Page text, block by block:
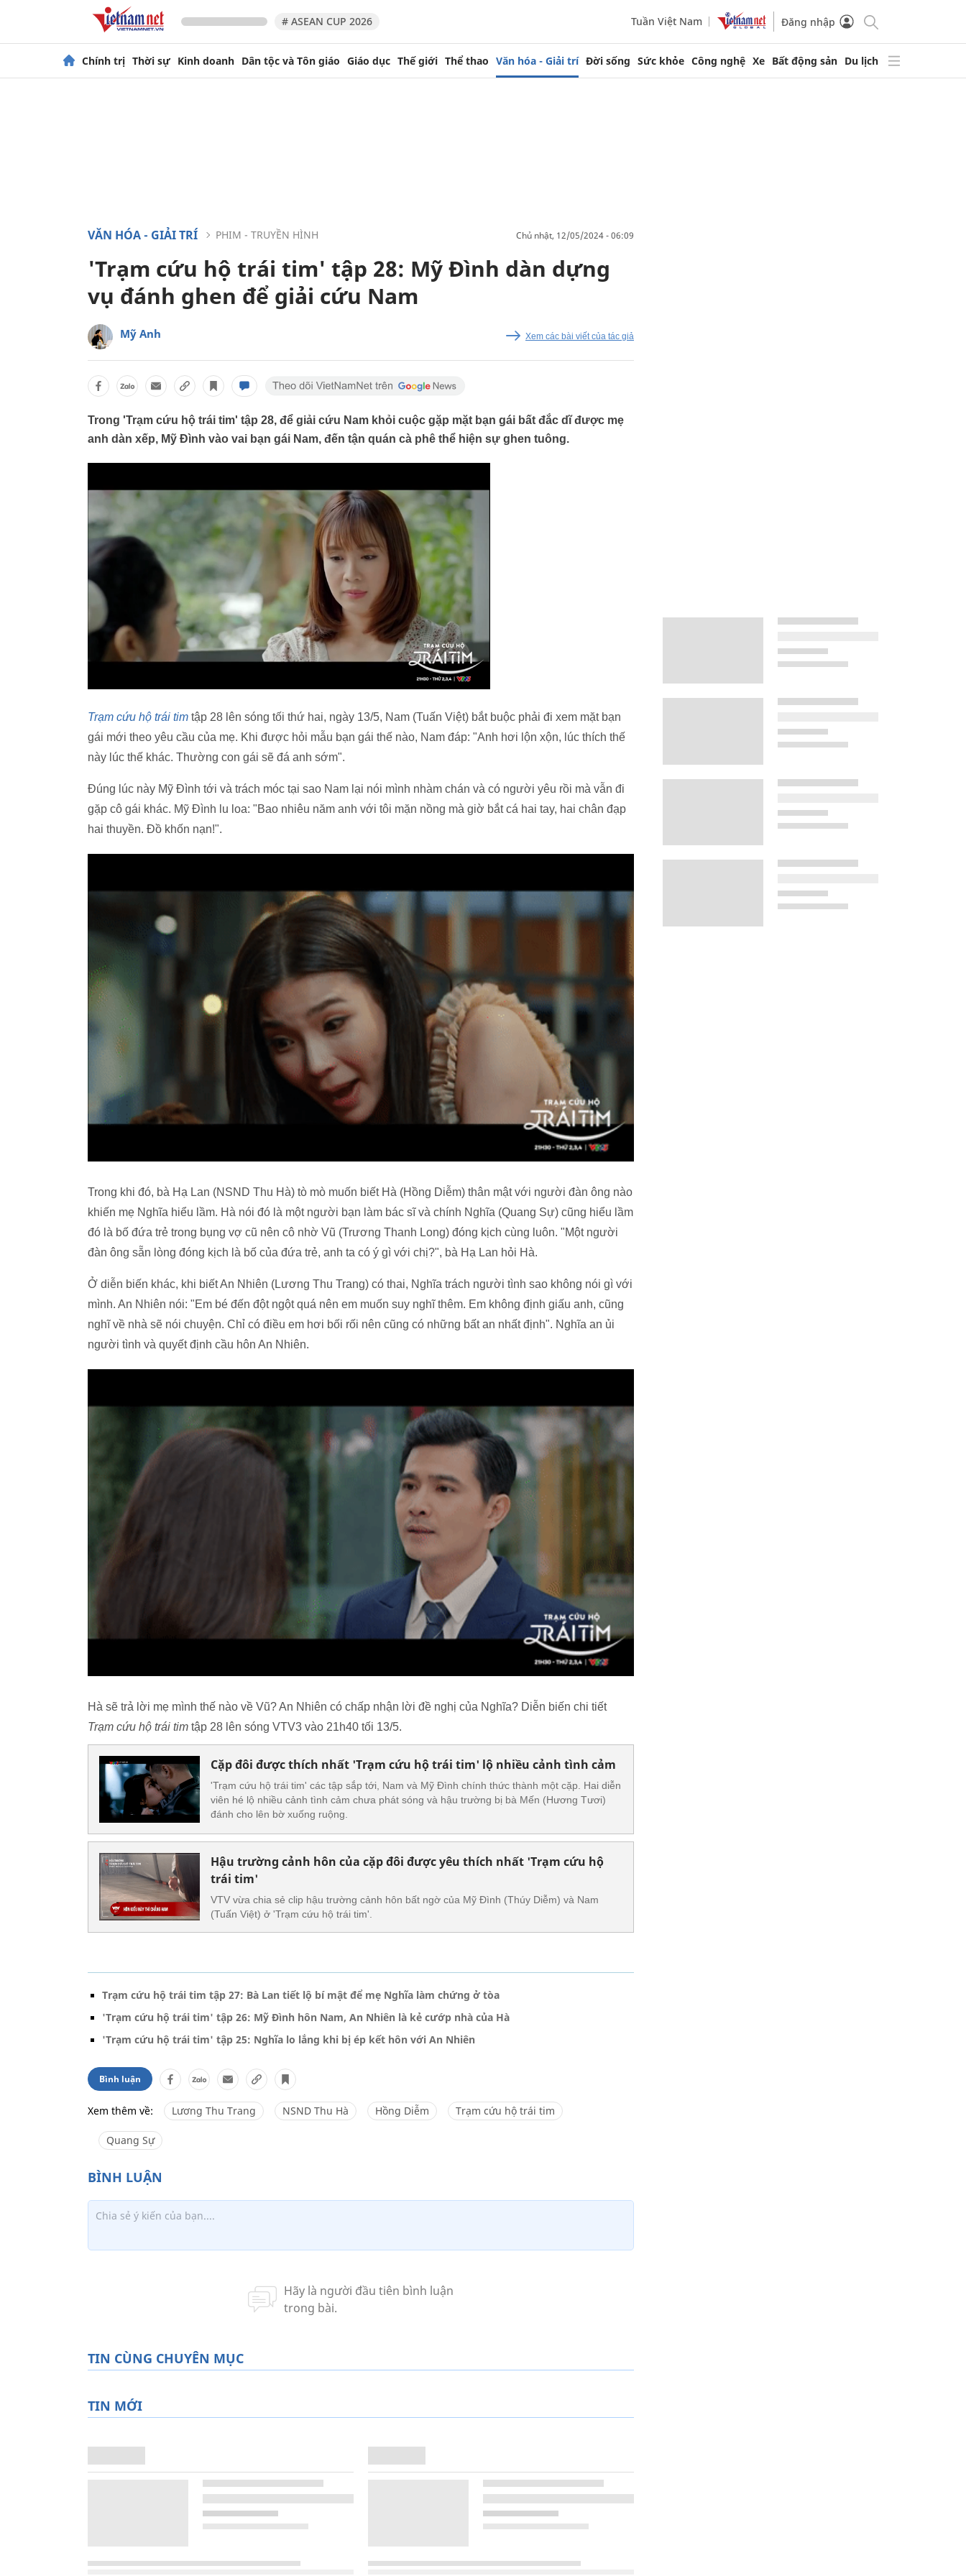
# ASEAN CUP 2026 Tuần Việt Nam Đăng nhập
Chính trị Thời sự Kinh doanh Dân tộc và Tôn giáo Giáo dục Thế giới Thể thao Văn hóa - Giải trí Đời sống Sức khỏe Công nghệ Xe Bất động sản Du lịch
VĂN HÓA - GIẢI TRÍ PHIM - TRUYỀN HÌNH chủ nhật, 12/05/2024 - 06:09
'Trạm cứu hộ trái tim' tập 28: Mỹ Đình dàn dựng
vụ đánh ghen để giải cứu Nam
Mỹ Anh Xem các bài viết của tác giả
Trong 'Trạm cứu hộ trái tim' tập 28, để giải cứu Nam khỏi cuộc gặp mặt bạn gái bất đắc dĩ được mẹ
anh dàn xếp, Mỹ Đình vào vai bạn gái Nam, đến tận quán cà phê thể hiện sự ghen tuông.
Trạm cứu hộ trái tim tập 28 lên sóng tối thứ hai, ngày 13/5, Nam (Tuấn Việt) bắt buộc phải đi xem mặt bạn
gái mới theo yêu cầu của mẹ. Khi được hỏi mẫu bạn gái thế nào, Nam đáp: "Anh hơi lộn xộn, lúc thích thế
này lúc thế khác. Thường con gái sẽ đá anh sớm".
Đúng lúc này Mỹ Đình tới và trách móc tại sao Nam lại nói mình nhàm chán và có người yêu rồi mà vẫn đi
gặp cô gái khác. Mỹ Đình lu loa: "Bao nhiêu năm anh với tôi mặn nồng mà giờ bắt cá hai tay, hai chân đạp
hai thuyền. Đồ khốn nạn!".
Trong khi đó, bà Hạ Lan (NSND Thu Hà) tò mò muốn biết Hà (Hồng Diễm) thân mật với người đàn ông nào
khiến mẹ Nghĩa hiểu lầm. Hà nói đó là một người bạn làm bác sĩ và chính Nghĩa (Quang Sự) cũng hiểu lầm
đó là bố đứa trẻ trong bụng vợ cũ nên cô nhờ Vũ (Trương Thanh Long) đóng kịch cùng luôn. "Một người
đàn ông sẵn lòng đóng kịch là bố của đứa trẻ, anh ta có ý gì với chị?", bà Hạ Lan hỏi Hà.
Ở diễn biến khác, khi biết An Nhiên (Lương Thu Trang) có thai, Nghĩa trách người tình sao không nói gì với
mình. An Nhiên nói: "Em bé đến đột ngột quá nên em muốn suy nghĩ thêm. Em không định giấu anh, cũng
nghĩ về nhà sẽ nói chuyện. Chỉ có điều em hơi bối rối nên cũng có những bất an nhất định". Nghĩa an ủi
người tình và quyết định cầu hôn An Nhiên.
Hà sẽ trả lời mẹ mình thế nào về Vũ? An Nhiên có chấp nhận lời đề nghị của Nghĩa? Diễn biến chi tiết
Trạm cứu hộ trái tim tập 28 lên sóng VTV3 vào 21h40 tối 13/5.
Cặp đôi được thích nhất 'Trạm cứu hộ trái tim' lộ nhiều cảnh tình cảm
'Trạm cứu hộ trái tim' các tập sắp tới, Nam và Mỹ Đình chính thức thành một cặp. Hai diễn
viên hé lộ nhiều cảnh tình cảm chưa phát sóng và hậu trường bị bà Mến (Hương Tươi)
đánh cho lên bờ xuống ruộng.
Hậu trường cảnh hôn của cặp đôi được yêu thích nhất 'Trạm cứu hộ
trái tim'
VTV vừa chia sẻ clip hậu trường cảnh hôn bất ngờ của Mỹ Đình (Thúy Diễm) và Nam
(Tuấn Việt) ở 'Trạm cứu hộ trái tim'.
Trạm cứu hộ trái tim tập 27: Bà Lan tiết lộ bí mật để mẹ Nghĩa làm chứng ở tòa
'Trạm cứu hộ trái tim' tập 26: Mỹ Đình hôn Nam, An Nhiên là kẻ cướp nhà của Hà
'Trạm cứu hộ trái tim' tập 25: Nghĩa lo lắng khi bị ép kết hôn với An Nhiên
Bình luận
Xem thêm về: Lương Thu Trang NSND Thu Hà Hồng Diễm Trạm cứu hộ trái tim
Quang Sự
TIN CÙNG CHUYÊN MỤC
TIN MỚI